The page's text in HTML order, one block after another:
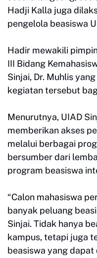
Hadji Kalla juga
pengelola beasiswa
Hadir mewakili
III Bidang
Sinjai, Dr. Muhlis
kegiatan tersebut
Menurutnya, UIAD
memberikan akses
melalui berbagai
bersumber dari
program beasiswa
“Calon mahasiswa
banyak peluang
Sinjai. Tidak hanya
kampus, tetapi juga
beasiswa yang